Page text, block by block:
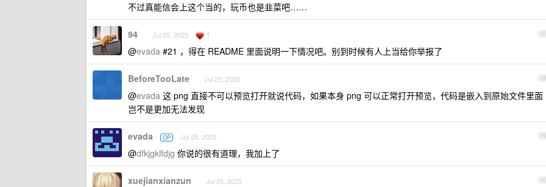
不过真能信会上这个当的，玩币也是韭菜吧……
27
94 Jul 25, 2025 1
@evada #21 ，得在 README 里面说明一下情况吧。别到时候有人上当给你举报了
28
BeforeTooLate Jul 25, 2025
@evada 这 png 直接不可以预览打开就说代码，如果本身 png 可以正常打开预览，代码是嵌入到原始文件里面
岂不是更加无法发现
29
evada OP Jul 25, 2025
@dfkjgklfdjg 你说的很有道理，我加上了
30
xuejianxianzun Jul 25, 2025